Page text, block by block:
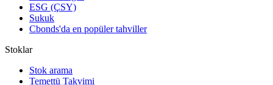
ESG (ÇSY)
Sukuk
Cbonds'da en popüler tahviller
Stoklar
Stok arama
Temettü Takvimi